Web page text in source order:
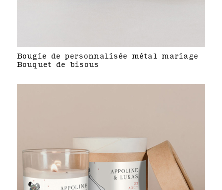
Bougie de personnalisée métal mariage
Bouquet de bisous